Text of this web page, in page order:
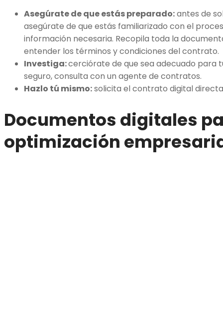
Asegúrate de que estás preparado:antes de
asegúrate de que estás familiarizado con el
información necesaria. Recopila toda la
entender los términos y condiciones del contrato.
Investiga:cerciórate de que sea adecuado para
seguro, consulta con un agente de contratos.
Hazlo tú mismo:solicita el contrato digital
Documentos digitales
optimización